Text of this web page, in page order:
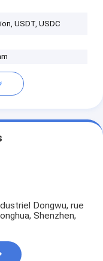
USDT, USDC
Dongwu, rue
Shenzhen,